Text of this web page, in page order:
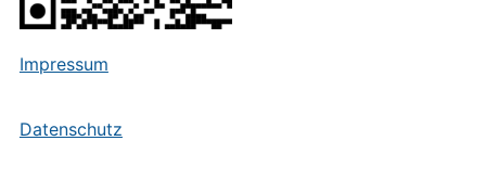
Impressum
Datenschutz